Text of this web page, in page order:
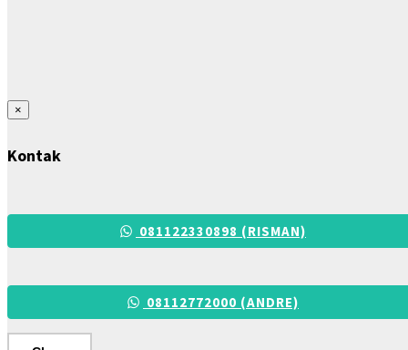
×
Kontak
081122330898 (RISMAN)
08112772000 (ANDRE)